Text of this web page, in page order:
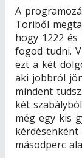
A
Töriből
hogy 1222
fogod tudni.
ezt a két
aki jobbról
mindent
két
még egy kis
másodperc